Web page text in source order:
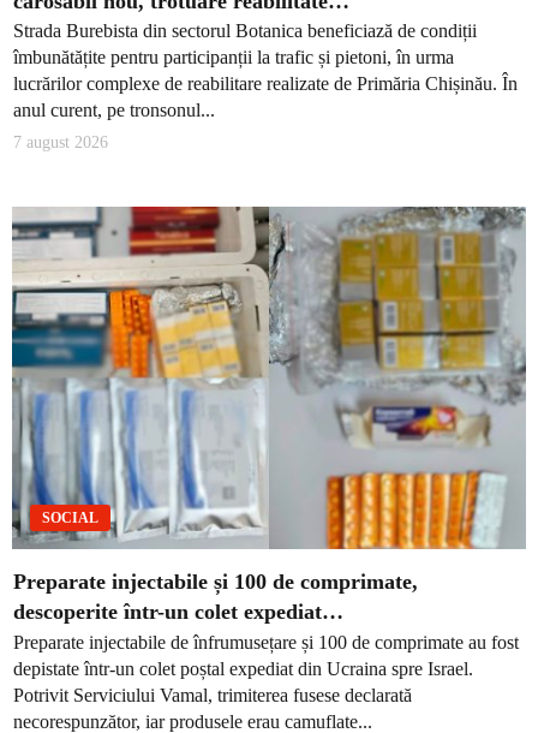
Strada Burebista din sectorul Botanica beneficiază de condiții
îmbunătățite pentru participanții la trafic și pietoni, în urma
lucrărilor complexe de reabilitare realizate de Primăria Chișinău. În
anul curent, pe tronsonul...
7 august 2026
SOCIAL
Preparate injectabile și 100 de comprimate,
descoperite într-un colet expediat…
Preparate injectabile de înfrumusețare și 100 de comprimate au fost
depistate într-un colet poștal expediat din Ucraina spre Israel.
Potrivit Serviciului Vamal, trimiterea fusese declarată
necorespunzător, iar produsele erau camuflate...